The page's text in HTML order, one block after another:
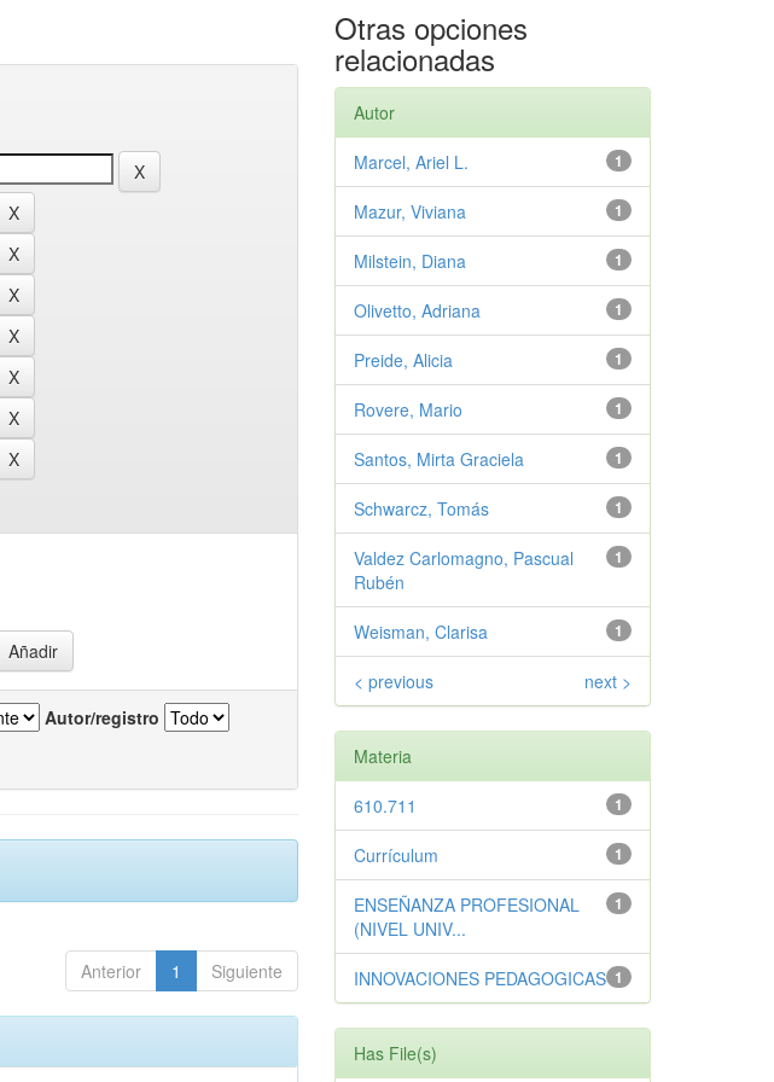
Autor/registro
Anterior 1 Siguiente
Otras opciones
relacionadas
Autor
1
Marcel, Ariel L.
1
Mazur, Viviana
1
Milstein, Diana
1
Olivetto, Adriana
1
Preide, Alicia
1
Rovere, Mario
1
Santos, Mirta Graciela
1
Schwarcz, Tomás
1
Valdez Carlomagno, Pascual
Rubén
1
Weisman, Clarisa
< previous next >
Materia
1
610.711
1
Currículum
1
ENSEÑANZA PROFESIONAL
(NIVEL UNIV...
1
INNOVACIONES PEDAGOGICAS
Has File(s)